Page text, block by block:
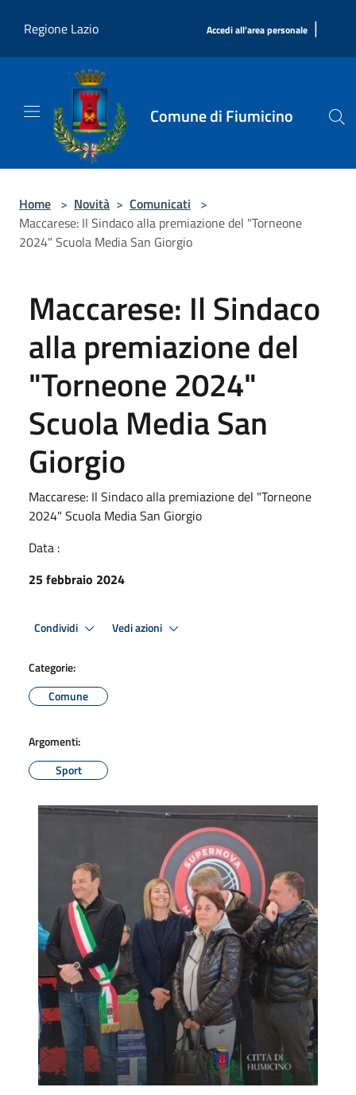
Regione Lazio
Accedi all'area personale |
Comune di Fiumicino
Home > Novità > Comunicati >
Maccarese: Il Sindaco alla premiazione del "Torneone
2024" Scuola Media San Giorgio
Maccarese: Il Sindaco
alla premiazione del
"Torneone 2024"
Scuola Media San
Giorgio
Maccarese: Il Sindaco alla premiazione del "Torneone
2024" Scuola Media San Giorgio
Data :
25 febbraio 2024
Condividi Vedi azioni
Categorie:
Comune
Argomenti:
Sport